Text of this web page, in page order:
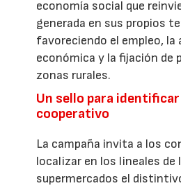
economía social que
generada en sus propios
favoreciendo el empleo, la
económica y la fijación de
zonas rurales.
Un sello para
cooperativo
La campaña invita a los
localizar en los lineales de
supermercados el